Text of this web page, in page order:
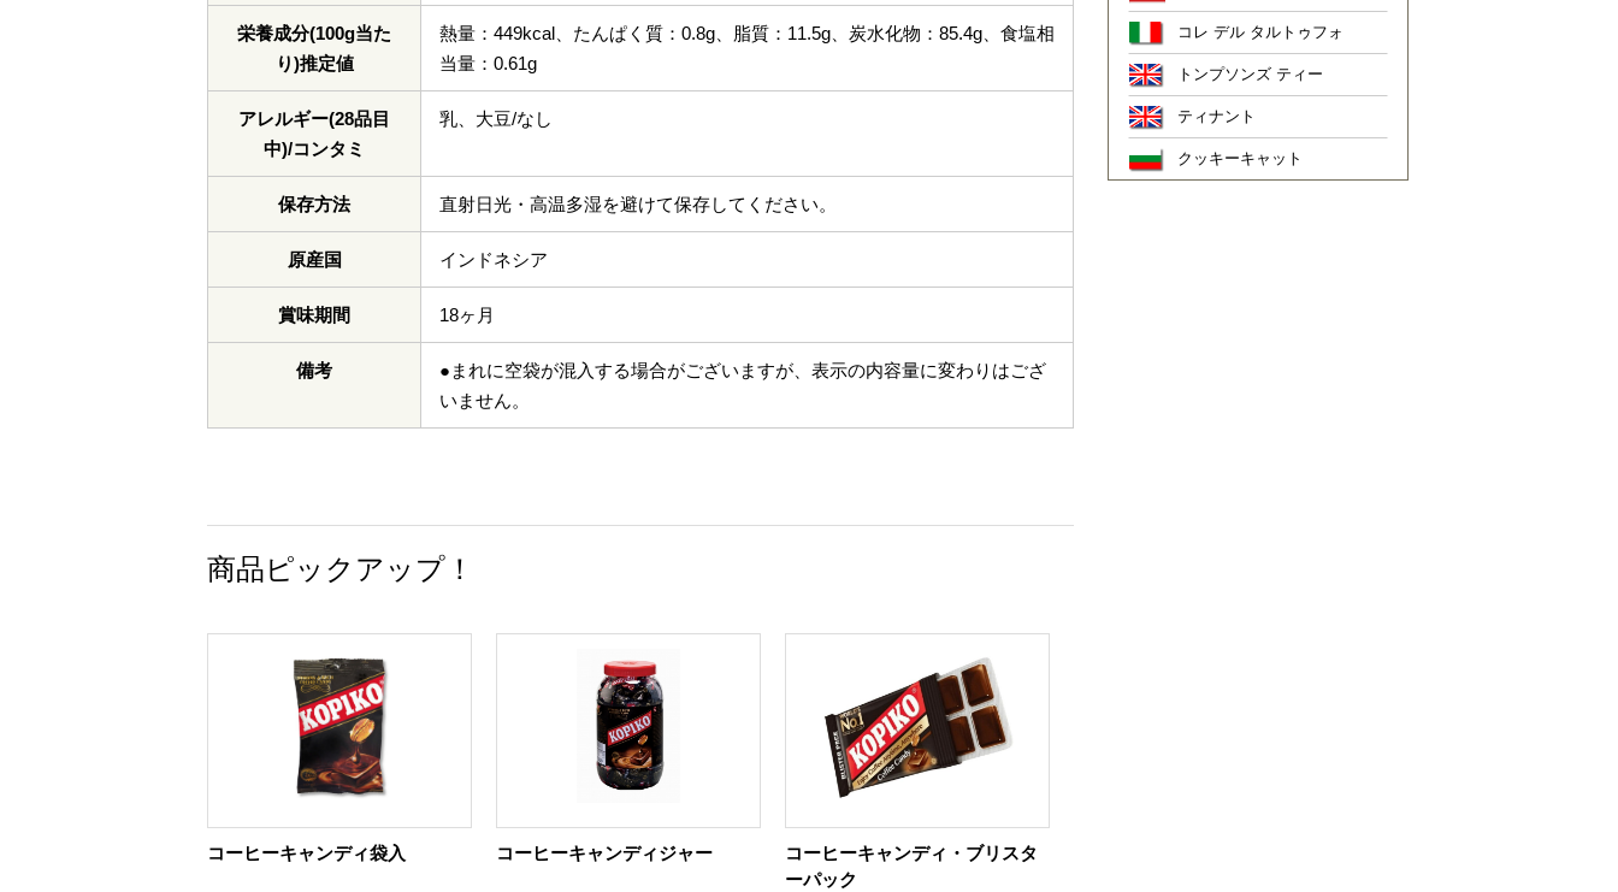
栄養成分(100g当た
り)推定値
熱量：449kcal、たんぱく質：0.8g、脂質：11.5g、炭水化物：85.4g、食塩相
当量：0.61g
アレルギー(28品目
中)/コンタミ
乳、大豆/なし
保存方法 直射日光・高温多湿を避けて保存してください。
原産国 インドネシア
賞味期間 18ヶ月
備考
●まれに空袋が混入する場合がございますが、表示の内容量に変わりはござ
いません。
商品ピックアップ！
コーヒーキャンディ袋入 コーヒーキャンディジャー
コーヒーキャンディ・ブリスタ
ーパック
コレ デル タルトゥフォ
トンプソンズ ティー
ティナント
クッキーキャット